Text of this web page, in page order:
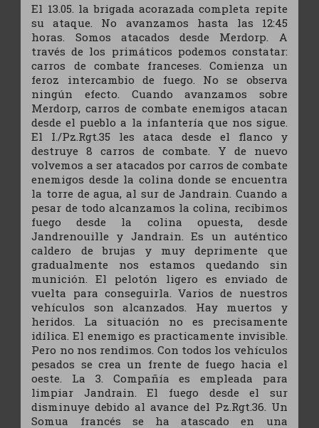
El 13.05. la brigada acorazada completa repite
su ataque. No avanzamos hasta las 12:45
horas. Somos atacados desde Merdorp. A
través de los primáticos podemos constatar:
carros de combate franceses. Comienza un
feroz intercambio de fuego. No se observa
ningún efecto. Cuando avanzamos sobre
Merdorp, carros de combate enemigos atacan
desde el pueblo a la infantería que nos sigue.
El I./Pz.Rgt.35 les ataca desde el flanco y
destruye 8 carros de combate. Y de nuevo
volvemos a ser atacados por carros de combate
enemigos desde la colina donde se encuentra
la torre de agua, al sur de Jandrain. Cuando a
pesar de todo alcanzamos la colina, recibimos
fuego desde la colina opuesta, desde
Jandrenouille y Jandrain. Es un auténtico
caldero de brujas y muy deprimente que
gradualmente nos estamos quedando sin
munición. El pelotón ligero es enviado de
vuelta para conseguirla. Varios de nuestros
vehículos son alcanzados. Hay muertos y
heridos. La situación no es precisamente
idílica. El enemigo es practicamente invisible.
Pero no nos rendimos. Con todos los vehículos
pesados se crea un frente de fuego hacia el
oeste. La 3. Compañía es empleada para
limpiar Jandrain. El fuego desde el sur
disminuye debido al avance del Pz.Rgt.36. Un
Somua francés se ha atascado en una